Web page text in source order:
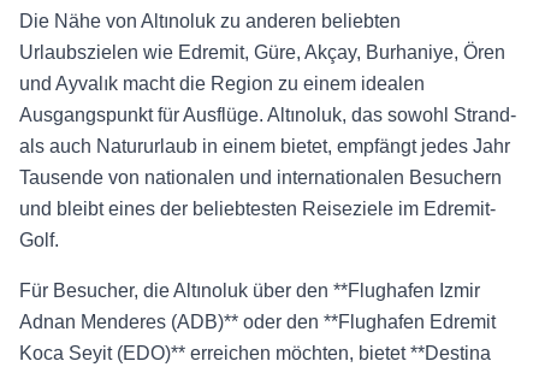
Die Nähe von Altınoluk zu anderen beliebten
Urlaubszielen wie Edremit, Güre, Akçay, Burhaniye, Ören
und Ayvalık macht die Region zu einem idealen
Ausgangspunkt für Ausflüge. Altınoluk, das sowohl Strand-
als auch Natururlaub in einem bietet, empfängt jedes Jahr
Tausende von nationalen und internationalen Besuchern
und bleibt eines der beliebtesten Reiseziele im Edremit-
Golf.
Für Besucher, die Altınoluk über den **Flughafen Izmir
Adnan Menderes (ADB)** oder den **Flughafen Edremit
Koca Seyit (EDO)** erreichen möchten, bietet **Destina